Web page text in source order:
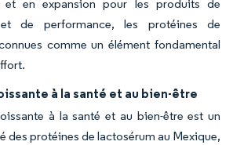
et en expansion pour les produits de
de performance, les protéines de
comme un élément fondamental
à la santé et au bien-être
à la santé et au bien-être est un
des protéines de lactosérum au Mexique,